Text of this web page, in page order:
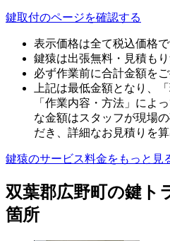
鍵取付のページを確認する
表示価格は全て税込価格で
鍵猿は出張無料・見積もり
必ず作業前に合計金額をご
上記は最低金額となり、
「作業内容・方法」によ
な金額はスタッフが現場
だき、詳細なお見積りを
鍵猿のサービス料金をもっと見
双葉郡広野町の鍵ト
箇所